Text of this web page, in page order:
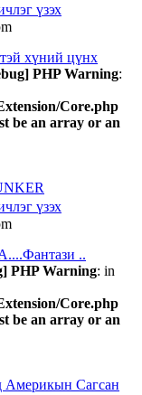
үзэх
хүний цүнх
PHP Warning:
Core.php
be an array or an
үзэх
..
PHP Warning: in
Core.php
be an array or an
Америкын Сагсан